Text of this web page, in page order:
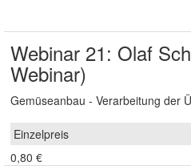
Webinar 21: Olaf
Webinar)
Gemüseanbau - Verarbeitung der
0,80 €